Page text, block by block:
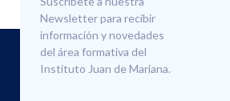
Newsletter para recibir
información y novedades
del área formativa del
Instituto Juan de Mariana.